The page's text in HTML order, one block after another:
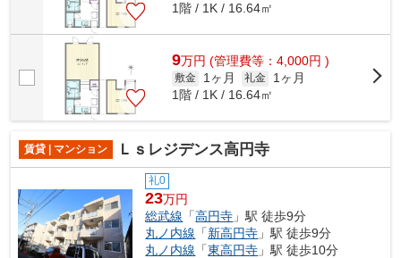
1階 / 1K / 16.64㎡
9万円 (管理費等：4,000円 )
敷金 1ヶ月 礼金
1ヶ月
1階 / 1K / 16.64㎡
賃貸 | マンション Ｌｓレジデンス高円寺
礼0
23万円
総武線 「高円寺 」駅 徒歩9分
丸ノ内線 「新高円寺 」駅 徒歩9分
丸ノ内線 「東高円寺 」駅 徒歩10分